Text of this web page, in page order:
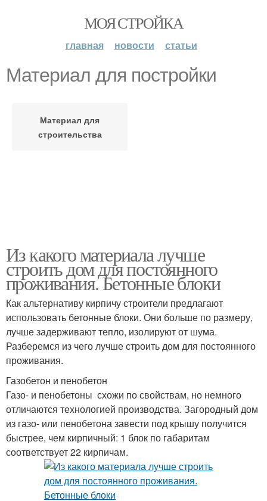
МОЯ СТРОЙКА
главная новости статьи
Материал для постройки
Материал для
строительства
Из какого материала лучше
строить дом для постоянного
проживания. Бетонные блоки
Как альтернативу кирпичу строители предлагают
использовать бетонные блоки. Они больше по размеру,
лучше задерживают тепло, изолируют от шума.
Разберемся из чего лучше строить дом для постоянного
проживания.
Газобетон и пенобетон
Газо- и пенобетоны схожи по свойствам, но немного
отличаются технологией производства. Загородный дом
из газо- или пенобетона завести под крышу получится
быстрее, чем кирпичный: 1 блок по габаритам
соответствует 22 кирпичам.